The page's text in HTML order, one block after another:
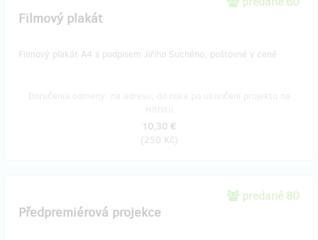
Filmový plakát
Filmový plakát A4 s podpisem Jiřího Suchého, poštovné v ceně
10,30 €
(250 Kč)
predané 80
Předpremiérová projekce